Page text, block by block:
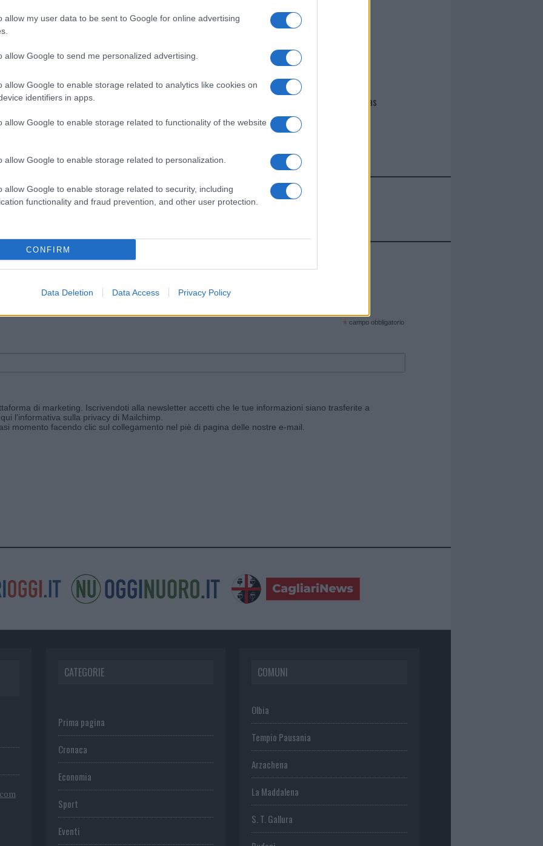
allow my user data to be sent to Google for online advertising
allow Google to send me personalized advertising.
allow Google to enable storage related to analytics like cookies on
identifiers in apps.
allow Google to enable storage related to functionality of the website
allow Google to enable storage related to personalization.
allow Google to enable storage related to security, including
functionality and fraud prevention, and other user protection.
CONFIRM
Data Deletion Data Access Privacy Policy
I nostri cari
Giovannimaria Cabras
Invia un Comunicato Stampa|Pubblicità|Segnala
e ricevi le nostre email periodiche contenenti le ultime notizie pubblicate sul sito web!
* campo obbligatorio
di marketing. Iscrivendoti alla newsletter accetti che le tue informazioni siano trasferite a
l'informativa sulla privacy di Mailchimp
momento facendo clic sul collegamento nel piè di pagina delle nostre e-mail.
CATEGORIE
Prima pagina
Cronaca
Economia
Sport
Eventi
COMUNI
Olbia
Tempio Pausania
Arzachena
La Maddalena
S. T. Gallura